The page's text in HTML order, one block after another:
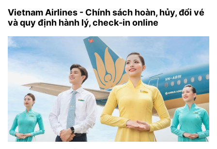
Vietnam Airlines - Chính sách hoàn, hủy, đổi vé
và quy định hành lý, check-in online